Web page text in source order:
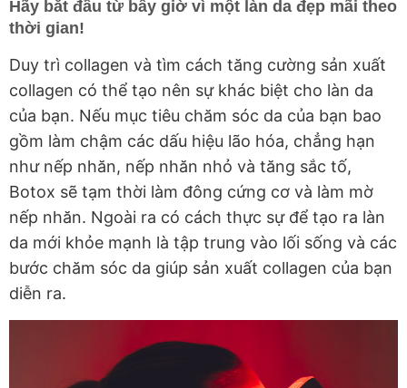
Hãy bắt đầu từ bây giờ vì một làn da đẹp mãi theo
thời gian!
Duy trì collagen và tìm cách tăng cường sản xuất
collagen có thể tạo nên sự khác biệt cho làn da
của bạn. Nếu mục tiêu chăm sóc da của bạn bao
gồm làm chậm các dấu hiệu lão hóa, chẳng hạn
như nếp nhăn, nếp nhăn nhỏ và tăng sắc tố,
Botox sẽ tạm thời làm đông cứng cơ và làm mờ
nếp nhăn. Ngoài ra có cách thực sự để tạo ra làn
da mới khỏe mạnh là tập trung vào lối sống và các
bước chăm sóc da giúp sản xuất collagen của bạn
diễn ra.